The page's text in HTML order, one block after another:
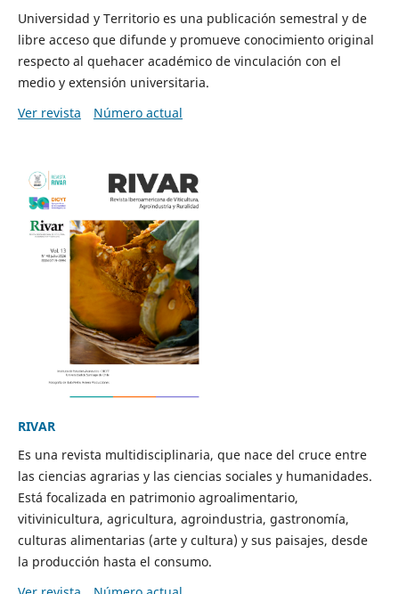
Universidad y Territorio es una publicación semestral y de
libre acceso que difunde y promueve conocimiento original
respecto al quehacer académico de vinculación con el
medio y extensión universitaria.
Ver revista
Número actual
RIVAR
Es una revista multidisciplinaria, que nace del cruce entre
las ciencias agrarias y las ciencias sociales y humanidades.
Está focalizada en patrimonio agroalimentario,
vitivinicultura, agricultura, agroindustria, gastronomía,
culturas alimentarias (arte y cultura) y sus paisajes, desde
la producción hasta el consumo.